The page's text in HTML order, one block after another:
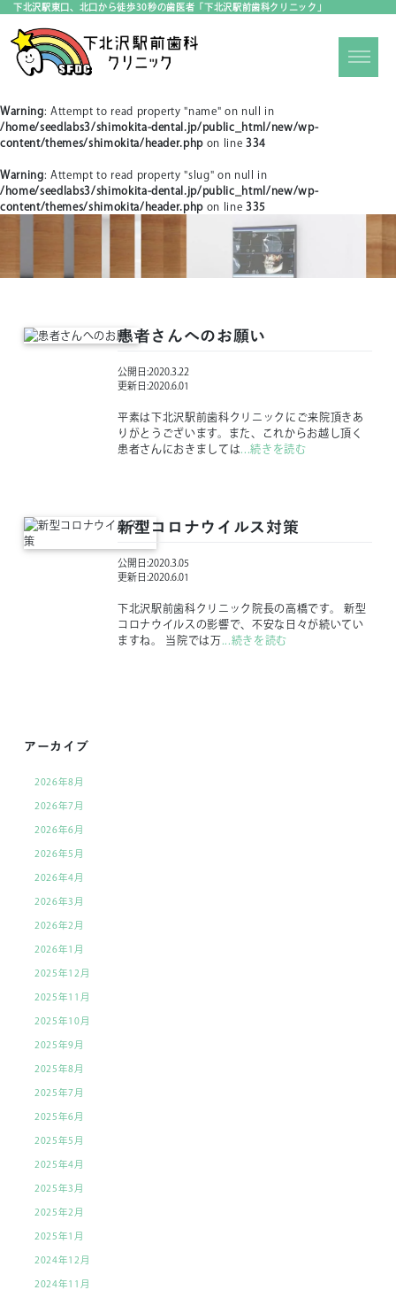
下北沢駅東口、北口から徒歩30秒の歯医者「下北沢駅前歯科クリニック」
Warning: Attempt to read property "name" on null in
/home/seedlabs3/shimokita-dental.jp/public_html/new/wp-
content/themes/shimokita/header.php on line334
Warning: Attempt to read property "slug" on null in
/home/seedlabs3/shimokita-dental.jp/public_html/new/wp-
content/themes/shimokita/header.php on line335
患者さんへのお願い
公開日:2020.3.22
更新日:2020.6.01
平素は下北沢駅前歯科クリニックにご来院頂きあ
りがとうございます。また、これからお越し頂く
患者さんにおきましては
...続きを読む
新型コロナウイルス対策
公開日:2020.3.05
更新日:2020.6.01
下北沢駅前歯科クリニック院長の高橋です。 新型
コロナウイルスの影響で、不安な日々が続いてい
ますね。 当院では万 ...続きを読む
アーカイブ
2026年8月
2026年7月
2026年6月
2026年5月
2026年4月
2026年3月
2026年2月
2026年1月
2025年12月
2025年11月
2025年10月
2025年9月
2025年8月
2025年7月
2025年6月
2025年5月
2025年4月
2025年3月
2025年2月
2025年1月
2024年12月
2024年11月